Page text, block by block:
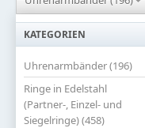
KATEGORIEN
Uhrenarmbänder (196)
Ringe in Edelstahl
(Partner-, Einzel- und
Siegelringe) (458)